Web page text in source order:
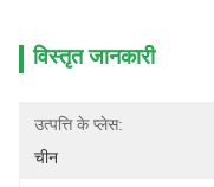
विस्तृत जानकारी
उत्पत्ति के प्लेस:
चीन